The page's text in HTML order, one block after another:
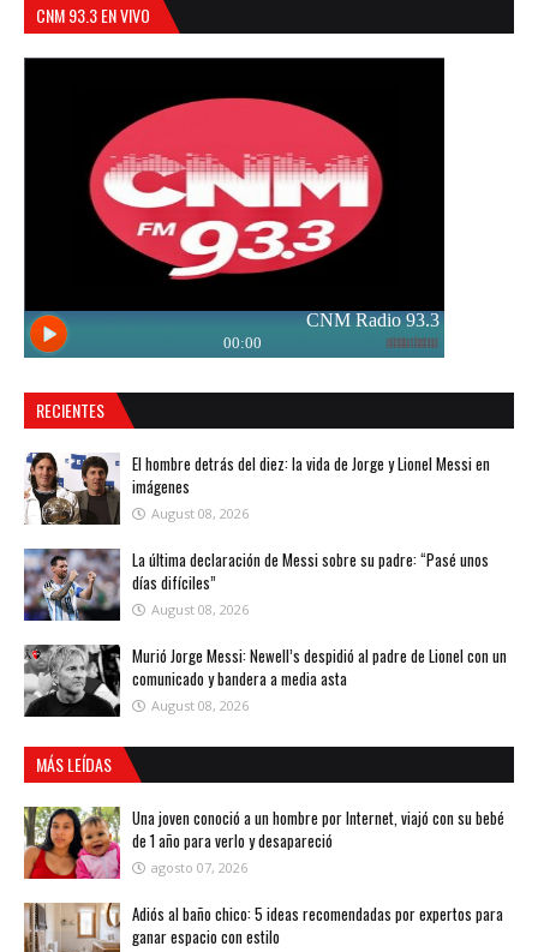
CNM 93.3 EN VIVO
RECIENTES
El hombre detrás del diez: la vida de Jorge y Lionel Messi en
imágenes
August 08, 2026
La última declaración de Messi sobre su padre: “Pasé unos
días difíciles”
August 08, 2026
Murió Jorge Messi: Newell’s despidió al padre de Lionel con un
comunicado y bandera a media asta
August 08, 2026
MÁS LEÍDAS
Una joven conoció a un hombre por Internet, viajó con su bebé
de 1 año para verlo y desapareció
agosto 07, 2026
Adiós al baño chico: 5 ideas recomendadas por expertos para
ganar espacio con estilo